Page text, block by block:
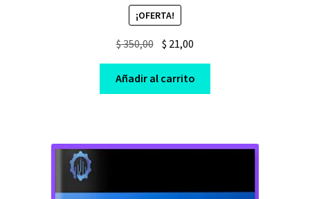
¡OFERTA!
$350,00 Original
was:
$ 350,00.
$ 21,00
is:
$ 21,00.
Añadir al carrito